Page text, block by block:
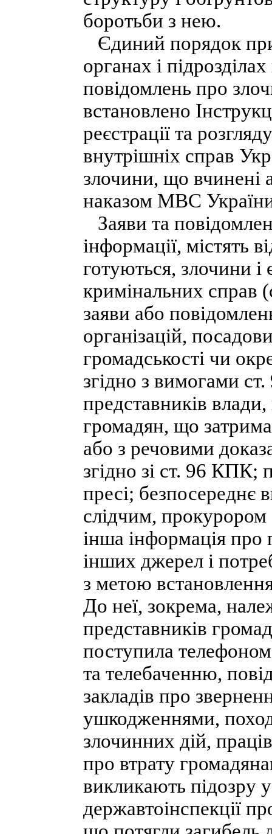
боротьби з нею.
Єдиний порядок
органах і
повідомлень про
встановлено
реєстрації та
внутрішніх справ
злочини, що вчинені
наказом МВС
Заяви та
інформації, містять
готуються, злочини
кримінальних справ
заяви або
організацій,
громадськості чи
згідно з вимогами
представників
громадян, що
або з речовими
згідно зі ст. 96 КПК;
пресі; безпосереднє
слідчим, прокурором
інша інформація про
інших джерел і
з метою
До неї, зокрема,
представників
поступила
та телебаченню,
закладів про
ушкодженнями,
злочинних дій,
про втрату
викликають підозру
державтоінспекції